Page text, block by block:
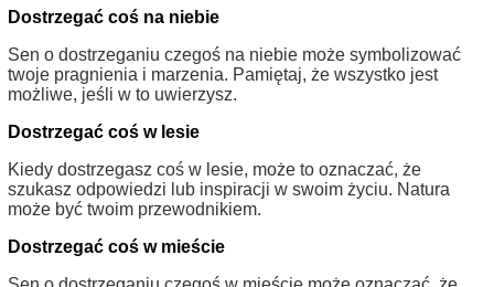
Dostrzegać coś na niebie
Sen o dostrzeganiu czegoś na niebie może symbolizować
twoje pragnienia i marzenia. Pamiętaj, że wszystko jest
możliwe, jeśli w to uwierzysz.
Dostrzegać coś w lesie
Kiedy dostrzegasz coś w lesie, może to oznaczać, że
szukasz odpowiedzi lub inspiracji w swoim życiu. Natura
może być twoim przewodnikiem.
Dostrzegać coś w mieście